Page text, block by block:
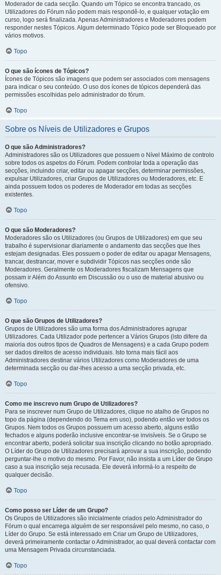
Moderador de cada secção. Quando um Tópico se encontra trancado, os
Utilizadores do Fórum não podem mais respondê-lo, e qualquer votação em
curso, logo será finalizada. Apenas Administradores e Moderadores podem
responder nestes Tópicos. Algum determinado Tópico pode ser Bloqueado por
vários motivos.
Topo
O que são ícones de Tópicos?
Ícones de Tópicos são imagens que podem ser associados com mensagens
para indicar o seu conteúdo. O uso dos ícones de tópicos dependerá das
permissões escolhidas pelo administrador do fórum.
Topo
Sobre os Níveis de Utilizadores e Grupos
O que são Administradores?
Administradores são os Utilizadores que possuem o Nível Máximo de controlo
sobre todos os aspetos do Fórum. Podem controlar toda a operação das
secções, incluindo criar, editar ou apagar secções, determinar permissões,
expulsar Utilizadores, criar Grupos de Utilizadores ou Moderadores, etc. E
ainda possuem todos os poderes de Moderador em todas as secções
existentes.
Topo
O que são Moderadores?
Moderadores são os Utilizadores (ou Grupos de Utilizadores) em que seu
trabalho é supervisionar diariamente o andamento das secções que lhes
estejam designadas. Eles possuem o poder de editar ou apagar Mensagens,
trancar, destrancar, mover e subdividir Tópicos nas secções onde são
Moderadores. Geralmente os Moderadores fiscalizam Mensagens que
possam ir Além do Assunto em Discussão ou o uso de material abusivo ou
ofensivo.
Topo
O que são Grupos de Utilizadores?
Grupos de Utilizadores são uma forma dos Administradores agrupar
Utilizadores. Cada Utilizador pode pertencer a Vários Grupos (isto difere da
maioria dos outros tipos de Quadros de Mensagens) e a cada Grupo podem
ser dados direitos de acesso individuais. Isto torna mais fácil aos
Administradores destinar vários Utilizadores como Moderadores de uma
determinada secção ou dar-lhes acesso a uma secção privada, etc.
Topo
Como me inscrevo num Grupo de Utilizadores?
Para se inscrever num Grupo de Utilizadores, clique no atalho de Grupos no
topo da página (dependendo do Tema em uso), podendo então ver todos os
Grupos. Nem todos os Grupos possuem um acesso aberto, alguns estão
fechados e alguns poderão inclusive encontrar-se invisíveis. Se o Grupo se
encontrar aberto, poderá solicitar sua inscrição clicando no botão apropriado.
O Líder do Grupo de Utilizadores precisará aprovar a sua inscrição, podendo
perguntar-lhe o motivo do mesmo. Por Favor, não insista a um Líder de Grupo
caso a sua inscrição seja recusada. Ele deverá informá-lo a respeito de
qualquer decisão.
Topo
Como posso ser Líder de um Grupo?
Os Grupos de Utilizadores são inicialmente criados pelo Administrador do
Fórum o qual encarrega alguém de ser responsável pelo mesmo, no caso, o
Líder do Grupo. Se está interessado em Criar um Grupo de Utilizadores,
deverá primeiramente contactar o Administrador, ao qual deverá contactar com
uma Mensagem Privada circunstanciada.
Topo